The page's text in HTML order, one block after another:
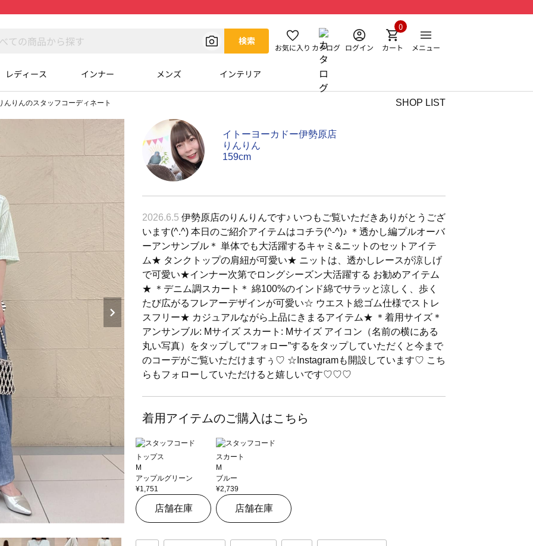
検索
お気に入り カタログ ログイン カート
0
メニュー
レディース インナー メンズ インテリア
んりんのスタッフコーディネート SHOP LIST
イトーヨーカドー伊勢原店
りんりん
159cm
2026.6.5 伊勢原店のりんりんです♪ いつもご覧いただきありがとうござ
います(^.^) 本日のご紹介アイテムはコチラ(^-^)♪ ＊透かし編プルオーバ
ーアンサンブル＊ 単体でも大活躍するキャミ&ニットのセットアイテ
ム★ タンクトップの肩紐が可愛い★ ニットは、透かしレースが涼しげ
で可愛い★インナー次第でロングシーズン大活躍する お勧めアイテム
★ ＊デニム調スカート＊ 綿100%のインド綿でサラッと涼しく、歩く
たび広がるフレアーデザインが可愛い☆ ウエスト総ゴム仕様でストレ
スフリー★ カジュアルながら上品にきまるアイテム★ ＊着用サイズ＊
アンサンブル: Mサイズ スカート: Mサイズ アイコン（名前の横にある
丸い写真）をタップして“フォロー”するをタップしていただくと今まで
のコーデがご覧いただけますぅ♡ ☆Instagramも開設しています♡ こち
らもフォローしていただけると嬉しいです♡♡♡
着用アイテムのご購入はこちら
トップス
M
アップルグリーン
¥1,751
店舗在庫
スカート
M
ブルー
¥2,739
店舗在庫